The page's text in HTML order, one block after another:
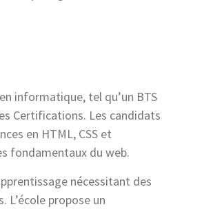
informatique, tel qu’un BTS
Certifications. Les candidats
en HTML, CSS et
fondamentaux du web.
nécessitant des
propose un